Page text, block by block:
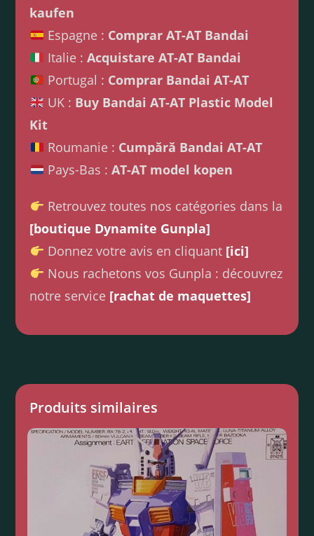
kaufen
Espagne : Comprar AT-AT Bandai
Italie : Acquistare AT-AT Bandai
Portugal : Comprar Bandai AT-AT
UK : Buy Bandai AT-AT Plastic Model
Kit
Roumanie : Cumpără Bandai AT-AT
Pays-Bas : AT-AT model kopen
Retrouvez toutes nos catégories dans la
[boutique Dynamite Gunpla]
Donnez votre avis en cliquant [ici]
Nous rachetons vos Gunpla : découvrez
notre service [rachat de maquettes]
Produits similaires